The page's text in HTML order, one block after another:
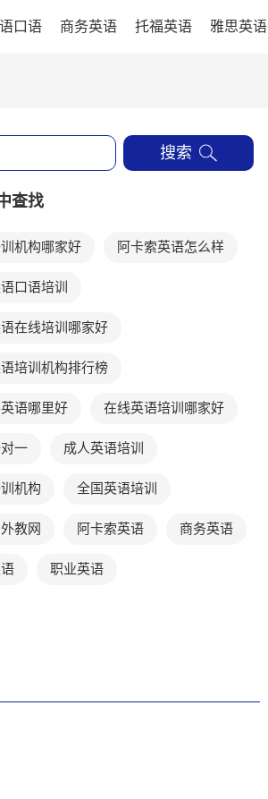
口语 商务英语 托福英语 雅思英语
搜索
查找
机构哪家好 阿卡索英语怎么样
口语培训
在线培训哪家好
培训机构排行榜
语哪里好 在线英语培训哪家好
一 成人英语培训
机构 全国英语培训
教网 阿卡索英语 商务英语
职业英语